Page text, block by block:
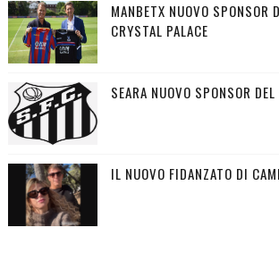
MANBETX NUOVO SPONSOR
CRYSTAL PALACE
SEARA NUOVO SPONSOR
IL NUOVO FIDANZATO DI